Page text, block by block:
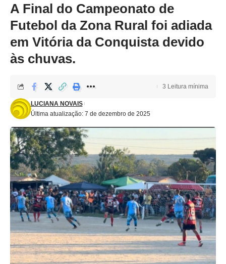
A Final do Campeonato de
Futebol da Zona Rural foi adiada
em Vitória da Conquista devido
às chuvas.
Última atualização: 7 de dezembro de 2025
LUCIANA NOVAIS
3 Leitura mínima